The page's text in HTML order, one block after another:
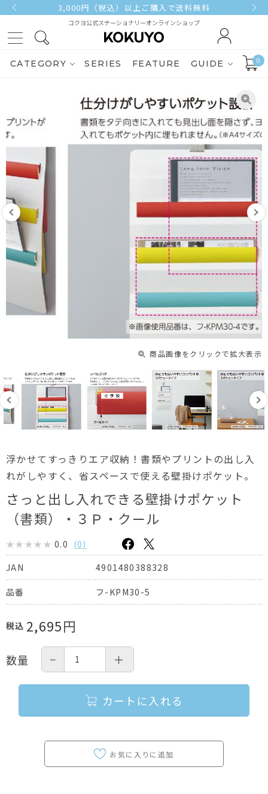
3,000円（税込）以上ご購入で送料無料
コクヨ公式ステーショナリーオンラインショップ
CATEGORY SERIES FEATURE GUIDE 0
商品画像をクリックで拡大表示
浮かせてすっきりエア収納！書類やプリントの出し入
れがしやすく、省スペースで使える壁掛けポケット。
さっと出し入れできる壁掛けポケット
（書類）・３Ｐ・クール
0.0 (0)
JAN
4901480388328
品番 フ-KPM30-5
税込 2,695円
数量 − ＋
カートに入れる